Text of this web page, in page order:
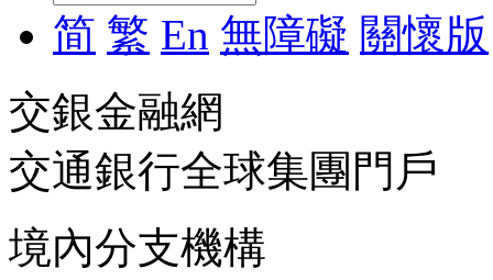
简 繁 En 無障礙 關懷版
交銀金融網
交通銀行全球集團門戶
境內分支機構